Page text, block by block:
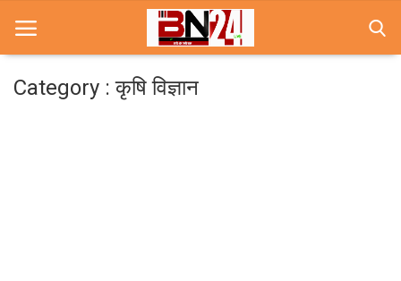
Category : कृषि विज्ञान